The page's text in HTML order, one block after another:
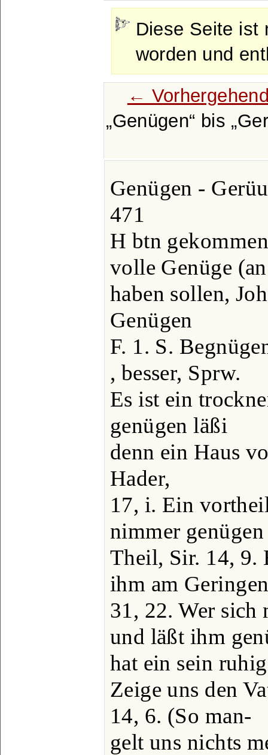
Diese Seite ist
worden und
←
Genügen
bis
Genügen -
471
H btn
volle Genüge
haben sollen,
Genügen
F. 1. S.
, besser, Sprw.
Es ist ein
genügen läßi
denn ein Haus
Hader,
17, i. Ein
nimmer
Theil, Sir. 14, 9.
ihm am
31, 22. Wer sich
und läßt ihm
hat ein sein
Zeige uns den
14, 6. (So man-
gelt uns nichts